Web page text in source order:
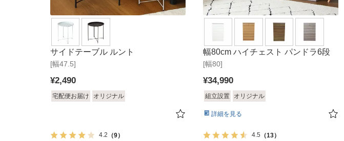
[幅47.5]
サイドテーブル ルント
¥2,490
宅配便お届け オリジナル
4.2 （9）
[幅80]
幅80cm ハイチェスト パンドラ6段
¥34,990
組立設置 オリジナル
詳細を見る
4.5 （13）